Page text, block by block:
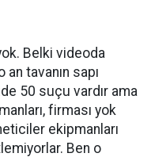
Belki videoda
tavanın sapı
50 suçu vardır ama
firması yok
ekipmanları
Ben o